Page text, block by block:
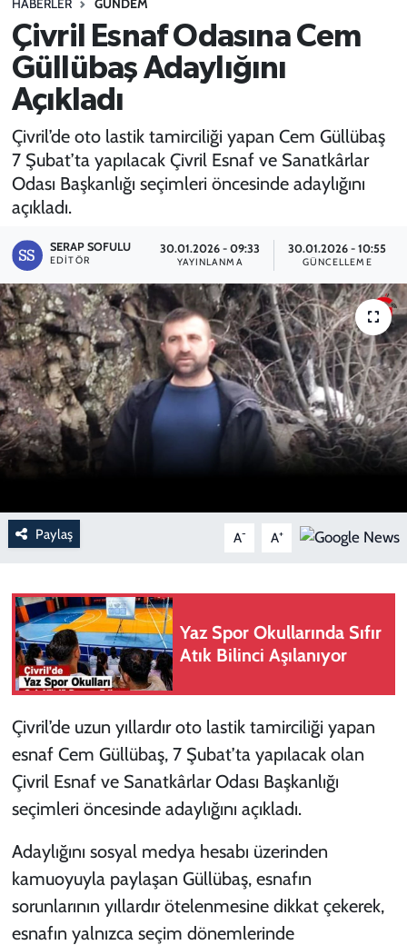
HABERLER GÜNDEM
Çivril Esnaf Odasına Cem
Güllübaş Adaylığını
Açıkladı
Çivril’de oto lastik tamirciliği yapan Cem Güllübaş
7 Şubat’ta yapılacak Çivril Esnaf ve Sanatkârlar
Odası Başkanlığı seçimleri öncesinde adaylığını
açıkladı.
SERAP SOFULU
EDITÖR
30.01.2026 - 09:33
YAYINLANMA
30.01.2026 - 10:55
GÜNCELLEME
Paylaş A- A+
Yaz Spor Okullarında Sıfır
Atık Bilinci Aşılanıyor
Çivril’de uzun yıllardır oto lastik tamirciliği yapan
esnaf Cem Güllübaş, 7 Şubat’ta yapılacak olan
Çivril Esnaf ve Sanatkârlar Odası Başkanlığı
seçimleri öncesinde adaylığını açıkladı.
Adaylığını sosyal medya hesabı üzerinden
kamuoyuyla paylaşan Güllübaş, esnafın
sorunlarının yıllardır ötelenmesine dikkat çekerek,
esnafın yalnızca seçim dönemlerinde
SPOR
TEKNOLOJİ
YAŞAM